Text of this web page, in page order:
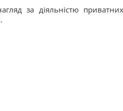
за діяльністю